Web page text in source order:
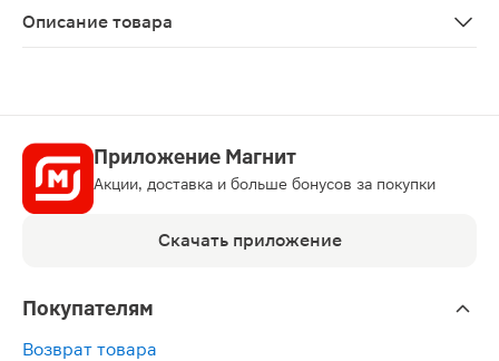
Описание товара
Приложение Магнит
Акции, доставка и больше бонусов за покупки
Скачать приложение
Покупателям
Возврат товара